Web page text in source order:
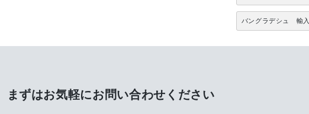
バングラデシュ 輸入
まずはお気軽にお問い合わせください